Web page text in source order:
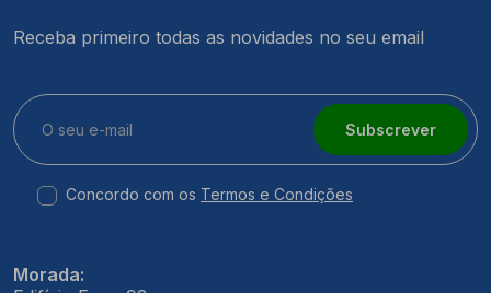
Receba primeiro todas as novidades no seu email
Subscrever
Concordo com os Termos e Condições
Morada: